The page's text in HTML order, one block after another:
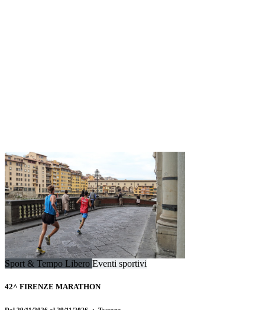
Sport & Tempo Libero Eventi sportivi
42^ FIRENZE MARATHON